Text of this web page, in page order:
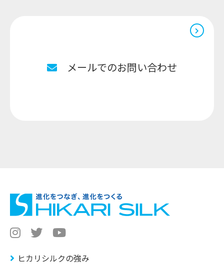
メールでのお問い合わせ
ヒカリシルクの強み